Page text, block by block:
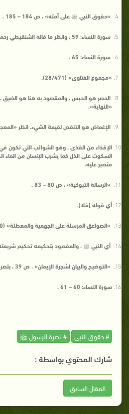
«حقوق النبي ﷺ على أمته» ، ص 184 – 185 .
سورة النساء: 59 ، وانظر ما قاله الشنقيطي رحمه الله في تفسير الآية الكريمة.
سورة النساء: 65 .
«مجموع الفتاوى» (28/471).
الحصر هو الحبس ، والمقصود به هنا هو
«النهاية».
الإغماض هو التنقص لقيمة الشيء. انظر
الإقذاء من القذى ، وهو الشوائب التي تكون
السكوت على الذل كما يشرب الإنسان من الماء
متصبر عليه.
«الرسالة التبوكية» ، ص 80 – 83 .
أي قوله]فلا[
.
«الصواعق المرسلة على الجهمية والمعطلة» (1520 – 1521).
أي النبي ﷺ ، والمقصود بتحكيمه تحكيم
«التوضيح والبيان لشجرة الإيمان» ، ص 39 ، بتصرف يسير.
سورة النساء: 60 – 61 .
# حقوق النبى # نصرة الرسول ﷺ
شارك المحتوي بواسطة :
المقال السابق